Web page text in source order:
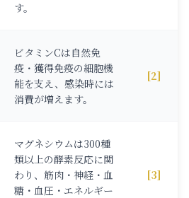
す。
ビタミンCは自然免
疫・獲得免疫の細胞機
能を支え、感染時には
消費が増えます。
[2]
マグネシウムは300種
類以上の酵素反応に関
わり、筋肉・神経・血
糖・血圧・エネルギー
[3]